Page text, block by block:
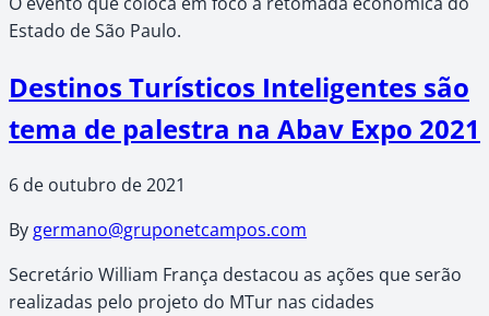
Estado de São Paulo.
Destinos Turísticos Inteligentes são
tema de palestra na Abav Expo 2021
6 de outubro de 2021
By germano@gruponetcampos.com
Secretário William França destacou as ações que serão
realizadas pelo projeto do MTur nas cidades